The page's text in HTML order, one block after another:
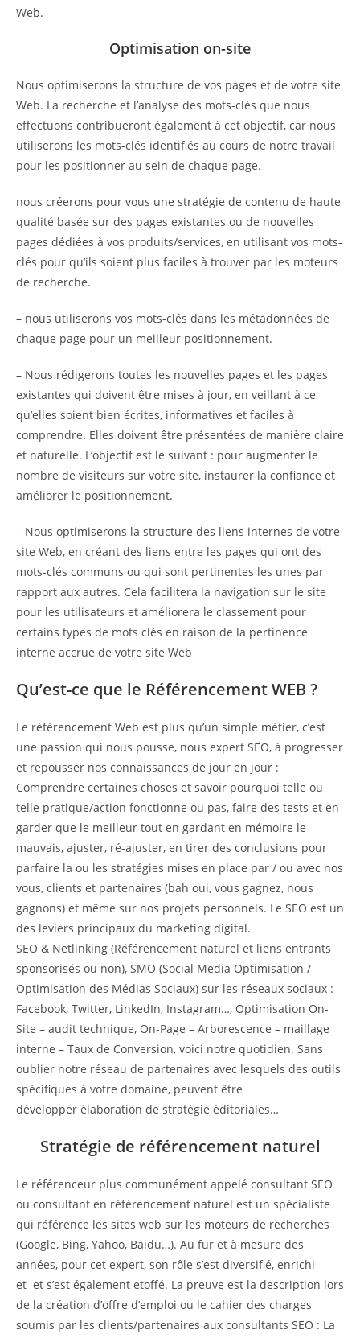
Web.
Optimisation on-site
Nous optimiserons la structure de vos pages et de votre site
Web. La recherche et l’analyse des mots-clés que nous
effectuons contribueront également à cet objectif, car nous
utiliserons les mots-clés identifiés au cours de notre travail
pour les positionner au sein de chaque page.
nous créerons pour vous une stratégie de contenu de haute
qualité basée sur des pages existantes ou de nouvelles
pages dédiées à vos produits/services, en utilisant vos mots-
clés pour qu’ils soient plus faciles à trouver par les moteurs
de recherche.
– nous utiliserons vos mots-clés dans les métadonnées de
chaque page pour un meilleur positionnement.
– Nous rédigerons toutes les nouvelles pages et les pages
existantes qui doivent être mises à jour, en veillant à ce
qu’elles soient bien écrites, informatives et faciles à
comprendre. Elles doivent être présentées de manière claire
et naturelle. L’objectif est le suivant : pour augmenter le
nombre de visiteurs sur votre site, instaurer la confiance et
améliorer le positionnement.
– Nous optimiserons la structure des liens internes de votre
site Web, en créant des liens entre les pages qui ont des
mots-clés communs ou qui sont pertinentes les unes par
rapport aux autres. Cela facilitera la navigation sur le site
pour les utilisateurs et améliorera le classement pour
certains types de mots clés en raison de la pertinence
interne accrue de votre site Web
Qu’est-ce que le Référencement WEB ?
Le référencement Web est plus qu’un simple métier, c’est
une passion qui nous pousse, nous expert SEO, à progresser
et repousser nos connaissances de jour en jour :
Comprendre certaines choses et savoir pourquoi telle ou
telle pratique/action fonctionne ou pas, faire des tests et en
garder que le meilleur tout en gardant en mémoire le
mauvais, ajuster, ré-ajuster, en tirer des conclusions pour
parfaire la ou les stratégies mises en place par / ou avec nos
vous, clients et partenaires (bah oui, vous gagnez, nous
gagnons) et même sur nos projets personnels. Le SEO est un
des leviers principaux du marketing digital.
SEO & Netlinking (Référencement naturel et liens entrants
sponsorisés ou non), SMO (Social Media Optimisation /
Optimisation des Médias Sociaux) sur les réseaux sociaux :
Facebook, Twitter, LinkedIn, Instagram…, Optimisation On-
Site – audit technique, On-Page – Arborescence – maillage
interne – Taux de Conversion, voici notre quotidien. Sans
oublier notre réseau de partenaires avec lesquels des outils
spécifiques à votre domaine, peuvent être
développer élaboration de stratégie éditoriales…
Stratégie de référencement naturel
Le référenceur plus communément appelé consultant SEO
ou consultant en référencement naturel est un spécialiste
qui référence les sites web sur les moteurs de recherches
(Google, Bing, Yahoo, Baidu…). Au fur et à mesure des
années, pour cet expert, son rôle s’est diversifié, enrichi
et et s’est également etoffé. La preuve est la description lors
de la création d’offre d’emploi ou le cahier des charges
soumis par les clients/partenaires aux consultants SEO : La